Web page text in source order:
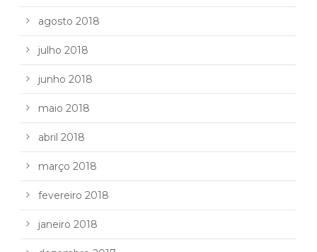
agosto 2018
julho 2018
junho 2018
maio 2018
abril 2018
março 2018
fevereiro 2018
janeiro 2018